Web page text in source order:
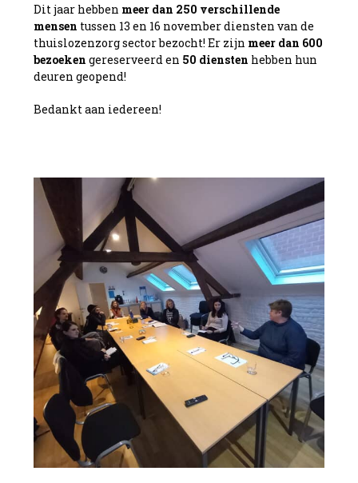
Dit jaar hebben meer dan 250 verschillende
mensen tussen 13 en 16 november diensten van de
thuislozenzorg sector bezocht! Er zijn meer dan 600
bezoeken gereserveerd en 50 diensten hebben hun
deuren geopend!
Bedankt aan iedereen!